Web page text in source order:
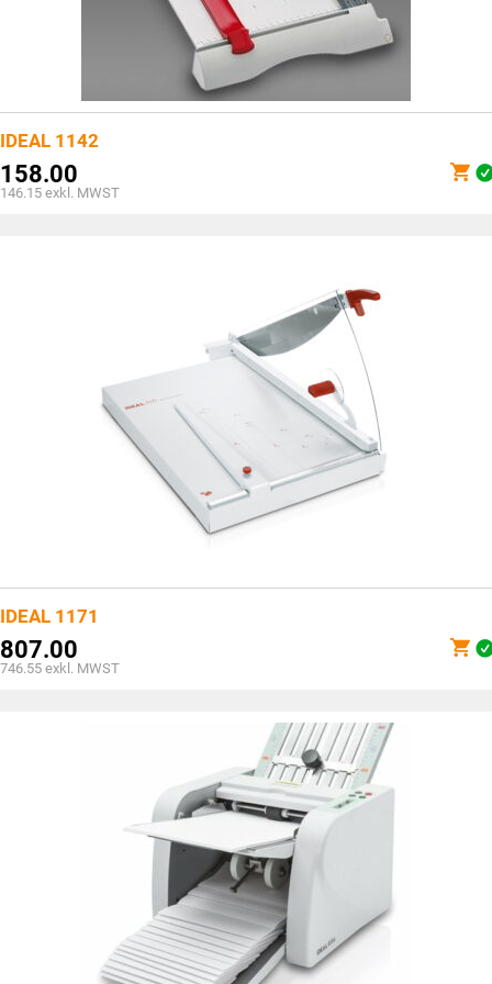
IDEAL 1142
158.00
146.15 exkl. MWST
IDEAL 1171
807.00
746.55 exkl. MWST